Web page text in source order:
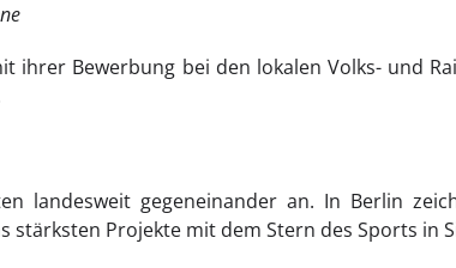
ihrer Bewerbung bei den lokalen Volks- und
landesweit gegeneinander an. In Berlin
stärksten Projekte mit dem Stern des Sports in